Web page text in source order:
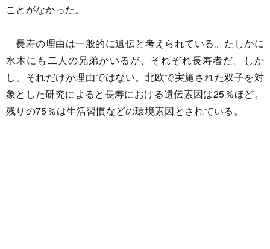
ことがなかった。
長寿の理由は一般的に遺伝と考えられている。たしかに
水木にも二人の兄弟がいるが、それぞれ長寿者だ。しか
し、それだけが理由ではない。北欧で実施された双子を対
象とした研究によると長寿における遺伝素因は25％ほど。
残りの75％は生活習慣などの環境素因とされている。